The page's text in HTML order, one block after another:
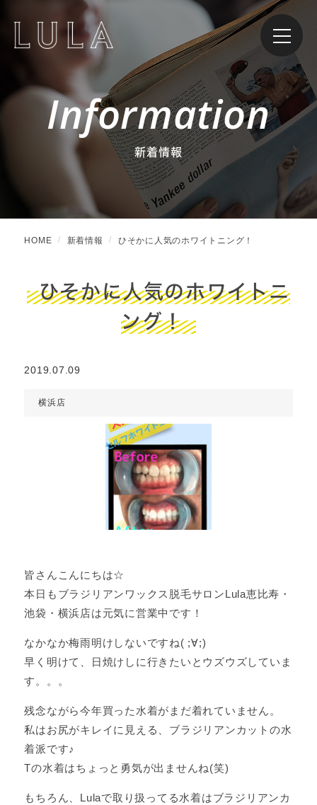
Information
新着情報
HOME 新着情報 ひそかに人気のホワイトニング！
ひそかに人気のホワイトニ
ング！
2019.07.09
横浜店
皆さんこんにちは☆
本日もブラジリアンワックス脱毛サロンLula恵比寿・
池袋・横浜店は元気に営業中です！
なかなか梅雨明けしないですね( ;∀;)
早く明けて、日焼けしに行きたいとウズウズしていま
す。。。
残念ながら今年買った水着がまだ着れていません。
私はお尻がキレイに見える、ブラジリアンカットの水
着派です♪
Tの水着はちょっと勇気が出ませんね(笑)
もちろん、Lulaで取り扱ってる水着はブラジリアンカ